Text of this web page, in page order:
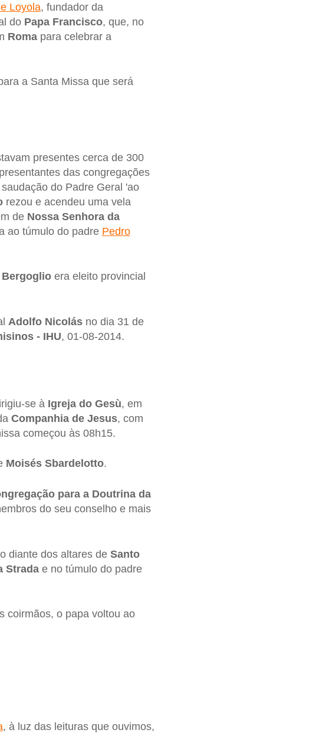
Loyola, fundador da
do Papa Francisco, que, no
Romapara celebrar a
a Santa Missa que será
presentes cerca de 300
das congregações
do Padre Geral 'ao
rezou e acendeu uma vela
de Nossa Senhora da
ao túmulo do padre Pedro
era eleito provincial
Adolfo Nicolásno dia 31 de
- IHU, 01-08-2014.
se à Igreja do Gesù, em
Companhia de Jesus, com
começou às 08h15.
Moisés Sbardelotto.
para a Doutrina da
do seu conselho e mais
diante dos altares de Santo
Stradae no túmulo do padre
coirmãos, o papa voltou ao
, à luz das leituras que ouvimos,